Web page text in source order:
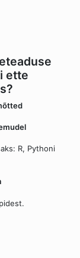
ette
R, Pythoni